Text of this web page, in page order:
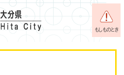
飛ばして本文へ
もしものとき